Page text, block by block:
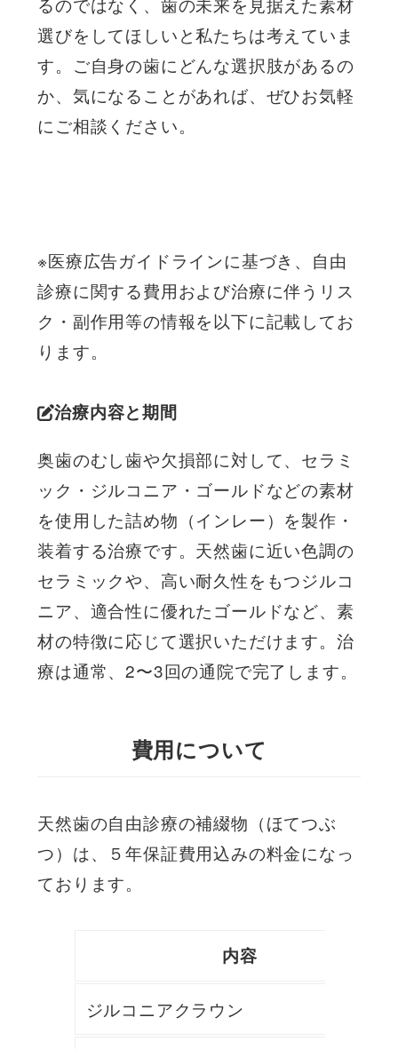
選びをしてほしいと私たちは考えていま
す。ご自身の歯にどんな選択肢があるの
か、気になることがあれば、ぜひお気軽
にご相談ください。
※医療広告ガイドラインに基づき、自由
診療に関する費用および治療に伴うリス
ク・副作用等の情報を以下に記載してお
ります。
治療内容と期間
奥歯のむし歯や欠損部に対して、セラミ
ック・ジルコニア・ゴールドなどの素材
を使用した詰め物（インレー）を製作・
装着する治療です。天然歯に近い色調の
セラミックや、高い耐久性をもつジルコ
ニア、適合性に優れたゴールドなど、素
材の特徴に応じて選択いただけます。治
療は通常、2〜3回の通院で完了します。
費用について
天然歯の自由診療の補綴物（ほてつぶ
つ）は、５年保証費用込みの料金になっ
ております。
内容
ジルコニアクラウン